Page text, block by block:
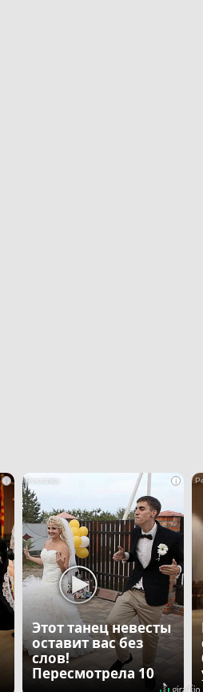
i i
Этот танец невесты
оставит вас без
слов!
Пересмотрела 10